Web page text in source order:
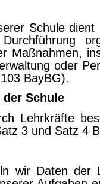
Schu­le dient
Maß­nah­men,
oder
BayBG).
Schu­le
Lehr­kräf­te
3 und Satz 4
wir Daten der